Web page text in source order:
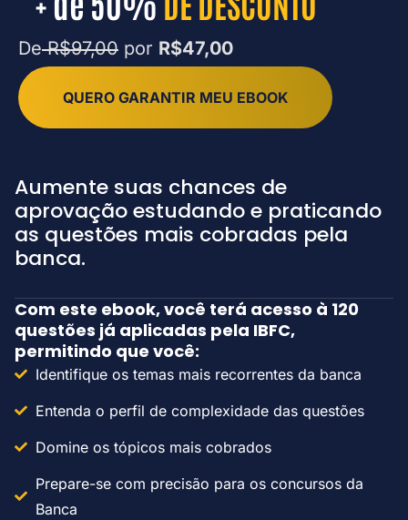
DeR$97,00 por R$47,00
QUERO GARANTIR MEU EBOOK
Aumente suas chances de
aprovação estudando e praticando
as questões mais cobradas pela
banca.
Com este ebook, você terá acesso à 120
questões já aplicadas pela IBFC,
permitindo que você:
Identifique os temas mais recorrentes da banca
Entenda o perfil de complexidade das questões
Domine os tópicos mais cobrados
Prepare-se com precisão para os concursos da
Banca